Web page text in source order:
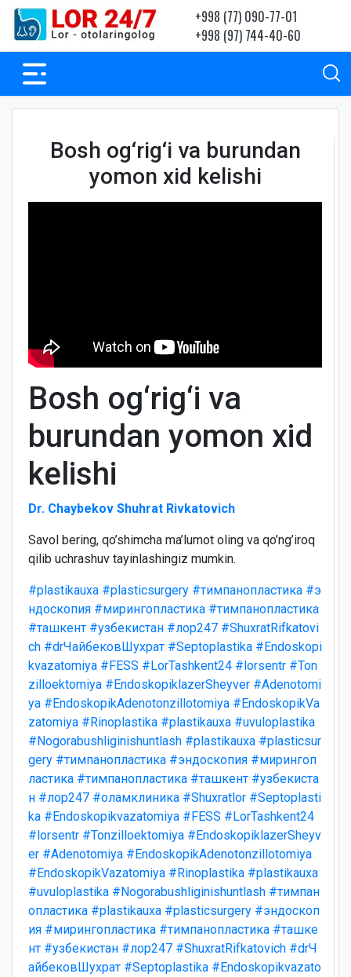
+998 (77) 090-77-01
+998 (97) 744-40-60
Bosh og‘rig‘i va burundan
yomon xid kelishi
Bosh og‘rig‘i va
burundan yomon xid
kelishi
Dr. Chaybekov Shuhrat Rivkatovich
Savol bering, qo’shimcha ma’lumot oling va qo’ng’iroq
qilib uchrashuv tayinlashingiz mumkin.
#plastikauxa #plasticsurgery #тимпанопластика #э
ндоскопия #мирингопластика #тимпанопластика
#ташкент #узбекистан #лор247 #ShuxratRifkatovi
ch #drЧайбековШухрат #Septoplastika #Endoskopi
kvazatomiya #FESS #LorTashkent24 #lorsentr #Ton
zilloektomiya #EndoskopiklazerSheyver #Adenotomi
ya #EndoskopikAdenotonzillotomiya #EndoskopikVa
zatomiya #Rinoplastika #plastikauxa #uvuloplastika
#Nogorabushliginishuntlash #plastikauxa #plasticsur
gery #тимпанопластика #эндоскопия #мирингоп
ластика #тимпанопластика #ташкент #узбекиста
н #лор247 #оламклиника #Shuxratlor #Septoplasti
ka #Endoskopikvazatomiya #FESS #LorTashkent24
#lorsentr #Tonzilloektomiya #EndoskopiklazerSheyv
er #Adenotomiya #EndoskopikAdenotonzillotomiya
#EndoskopikVazatomiya #Rinoplastika #plastikauxa
#uvuloplastika #Nogorabushliginishuntlash #тимпан
опластика #plastikauxa #plasticsurgery #эндоскоп
ия #мирингопластика #тимпанопластика #ташке
нт #узбекистан #лор247 #ShuxratRifkatovich #drЧ
айбековШухрат #Septoplastika #Endoskopikvazato